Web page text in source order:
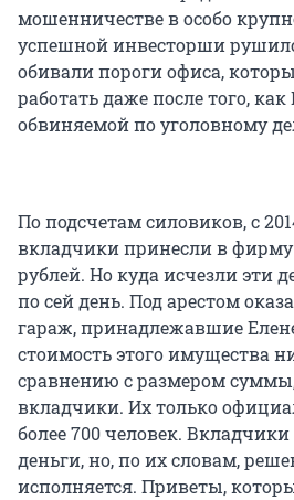
мошенничестве в особо
успешной инвесторши
обивали пороги офиса,
работать даже после того, как
обвиняемой по уголовному
По подсчетам силовиков, с
вкладчики принесли в
рублей. Но куда исчезли эти
по сей день. Под арестом
гараж, принадлежавшие
стоимость этого имущества
сравнению с размером
вкладчики. Их только
более 700 человек.
деньги, но, по их словам,
исполняется. Приветы,